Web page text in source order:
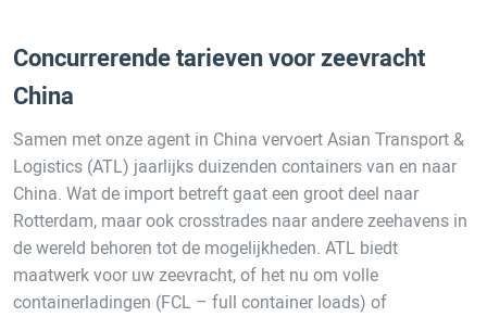
Concurrerende tarieven voor zeevracht
China
Samen met onze agent in China vervoert Asian Transport &
Logistics (ATL) jaarlijks duizenden containers van en naar
China. Wat de import betreft gaat een groot deel naar
Rotterdam, maar ook crosstrades naar andere zeehavens in
de wereld behoren tot de mogelijkheden. ATL biedt
maatwerk voor uw zeevracht, of het nu om volle
containerladingen (FCL – full container loads) of